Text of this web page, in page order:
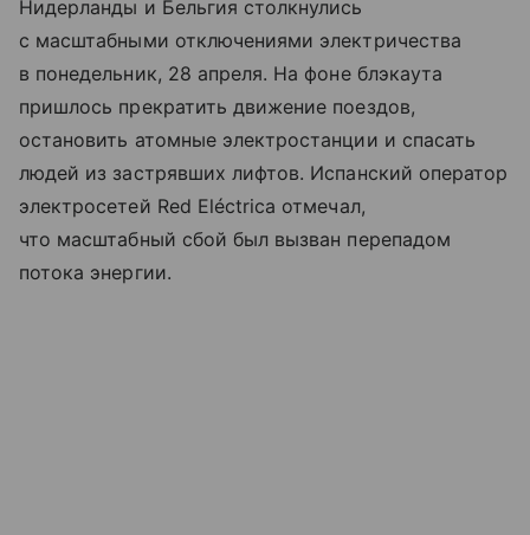
Нидерланды и Бельгия столкнулись
с масштабными отключениями электричества
в понедельник, 28 апреля. На фоне блэкаута
пришлось прекратить движение поездов,
остановить атомные электростанции и спасать
людей из застрявших лифтов. Испанский оператор
электросетей Red Eléctrica отмечал,
что масштабный сбой был вызван перепадом
потока энергии.